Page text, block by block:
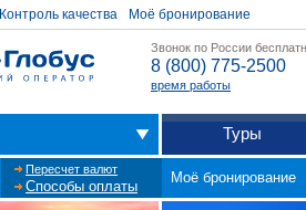
Контроль качества Моё бронирование
Звонок по России
8 (800) 775-2500
время работы
Туры
Пересчет валют
Способы оплаты
Моё бронирование